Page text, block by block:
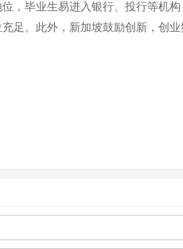
毕业生易进入银行、投行等机
。此外，新加坡鼓励创新，创业